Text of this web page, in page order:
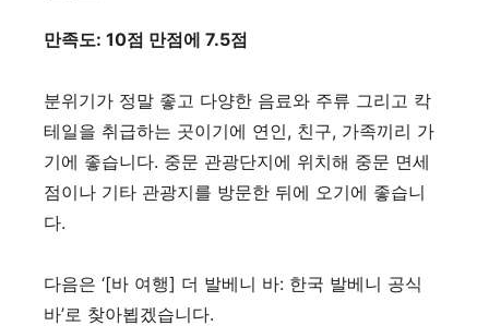
만족도: 10점 만점에 7.5점
분위기가 정말 좋고 다양한 음료와 주류 그리고 칵
테일을 취급하는 곳이기에 연인, 친구, 가족끼리 가
기에 좋습니다. 중문 관광단지에 위치해 중문 면세
점이나 기타 관광지를 방문한 뒤에 오기에 좋습니
다.
다음은 ‘[바 여행] 더 발베니 바: 한국 발베니 공식
바’로 찾아뵙겠습니다.